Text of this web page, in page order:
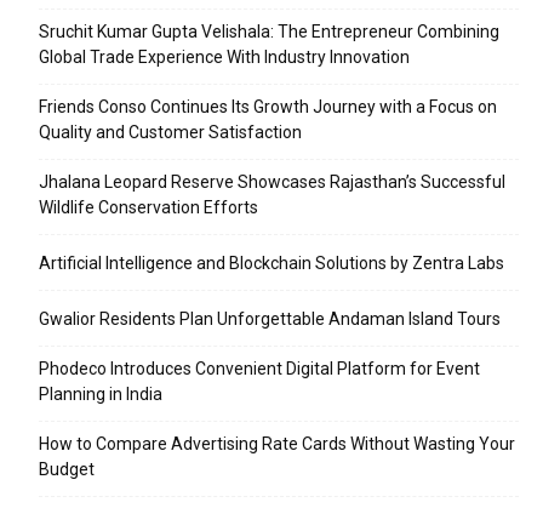
Sruchit Kumar Gupta Velishala: The Entrepreneur Combining
Global Trade Experience With Industry Innovation
Friends Conso Continues Its Growth Journey with a Focus on
Quality and Customer Satisfaction
Jhalana Leopard Reserve Showcases Rajasthan’s Successful
Wildlife Conservation Efforts
Artificial Intelligence and Blockchain Solutions by Zentra Labs
Gwalior Residents Plan Unforgettable Andaman Island Tours
Phodeco Introduces Convenient Digital Platform for Event
Planning in India
How to Compare Advertising Rate Cards Without Wasting Your
Budget